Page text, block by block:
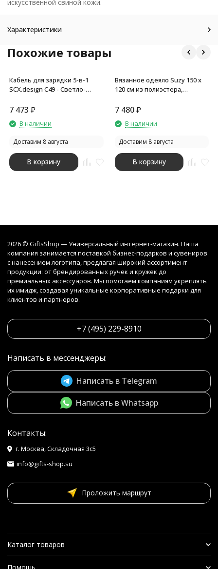
искусственной свиной кожи.
Характеристики
Похожие товары
Кабель для зарядки 5-в-1
SCX.design C49 - Светло-
подсветкой
7 473 ₽
В наличии
Доставим 8 августа
В корзину
Вязанное одеяло Suzy 150 x
120 см из полиэстера,
7 480 ₽
В наличии
Доставим 8 августа
В корзину
2026 © GiftsShop — Универсальный интернет-магазин. Наша
компания занимается поставкой бизнес-подарков и сувениров
с нанесением логотипа, предлагая широкий ассортимент
продукции: от брендированных ручек и кружек до
премиальных аксессуаров. Мы помогаем компаниям укреплять
их имидж, создавая уникальные корпоративные подарки для
клиентов и партнеров.
+7 (495) 229-8910
Написать в мессенджеры:
Написать в Telegram
Написать в Whatsapp
Контакты:
г. Москва, Складочная 3с5
info@gifts-shop.su
Проложить маршрут
Каталог товаров